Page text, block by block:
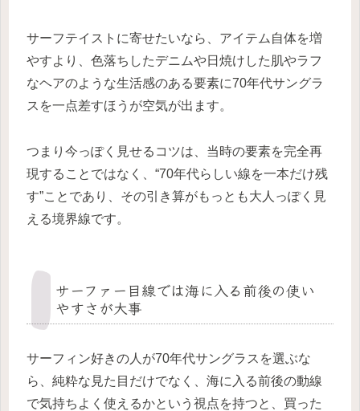
サーフテイストに寄せたいなら、アイテム自体を増
やすより、色落ちしたデニムや日焼けした肌やラフ
なヘアのような生活感のある要素に70年代サングラ
スを一点差すほうが空気が出ます。
つまり今っぽく見せるコツは、当時の要素を完全再
現することではなく、“70年代らしい線を一本だけ残
す”ことであり、その引き算がもっとも大人っぽく見
える境界線です。
サーファー目線では海に入る前後の使い
やすさが大事
サーフィン好きの人が70年代サングラスを選ぶな
ら、純粋な見た目だけでなく、海に入る前後の動線
で気持ちよく使えるかという視点を持つと、買った